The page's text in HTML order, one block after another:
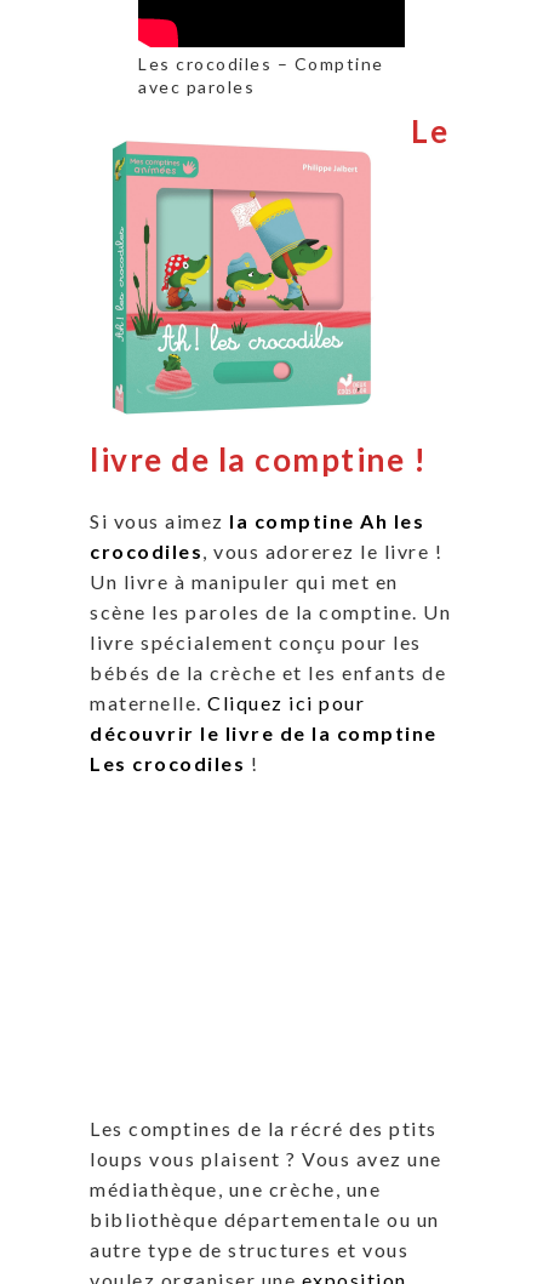
Les crocodiles – Comptine
avec paroles
Le
livre de la comptine !
Si vous aimez la comptine Ah les
crocodiles , vous adorerez le livre !
Un livre à manipuler qui met en
scène les paroles de la comptine. Un
livre spécialement conçu pour les
bébés de la crèche et les enfants de
maternelle. Cliquez ici pour
découvrir le livre de la comptine
Les crocodiles !
Les comptines de la récré des ptits
loups vous plaisent ? Vous avez une
médiathèque, une crèche, une
bibliothèque départementale ou un
autre type de structures et vous